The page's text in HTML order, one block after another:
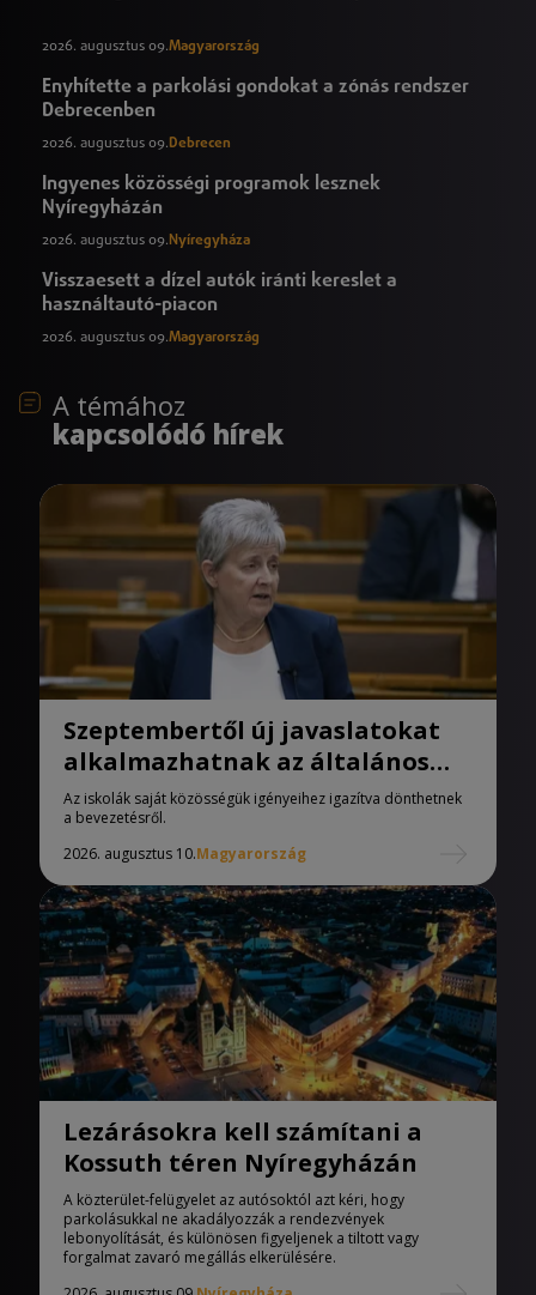
2026. augusztus 09.Magyarország
Enyhítette a parkolási gondokat a zónás rendszer
Debrecenben
2026. augusztus 09.Debrecen
Ingyenes közösségi programok lesznek
Nyíregyházán
2026. augusztus 09. Nyíregyháza
Visszaesett a dízel autók iránti kereslet a
használtautó-piacon
2026. augusztus 09.Magyarország
A témához
kapcsolódó hírek
Szeptembertől új javaslatokat
alkalmazhatnak az általános
iskolák
Az iskolák saját közösségük igényeihez igazítva dönthetnek
a bevezetésről.
2026. augusztus 10.Magyarország
Lezárásokra kell számítani a
Kossuth téren Nyíregyházán
A közterület-felügyelet az autósoktól azt kéri, hogy
parkolásukkal ne akadályozzák a rendezvények
lebonyolítását, és különösen figyeljenek a tiltott vagy
forgalmat zavaró megállás elkerülésére.